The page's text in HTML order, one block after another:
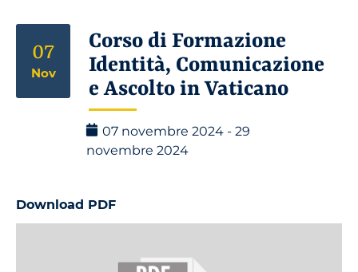
07
Nov
Corso di Formazione
Identità, Comunicazione
e Ascolto in Vaticano
07 novembre 2024 - 29
novembre 2024
Download PDF